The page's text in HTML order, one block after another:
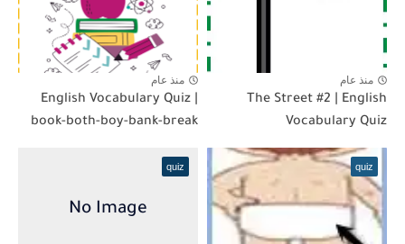
منذ عام
The Street #2 | English
Vocabulary Quiz
منذ عام
English Vocabulary Quiz |
book-both-boy-bank-break
quiz
quiz